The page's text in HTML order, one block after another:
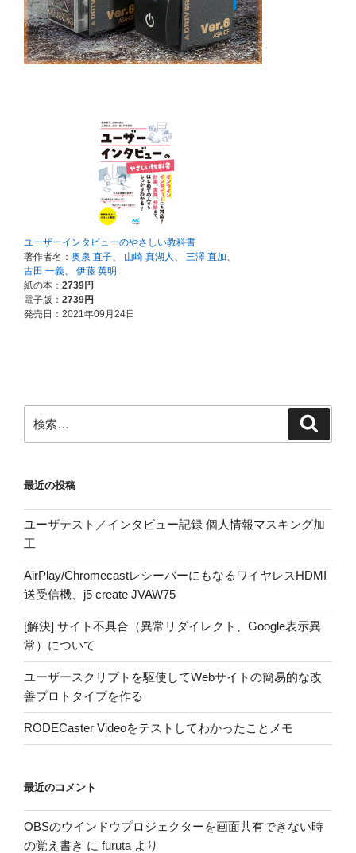
索:
最近の投稿
ユーザテスト／インタビュー記録 個人情報マスキング加
工
AirPlay/ChromecastレシーバーにもなるワイヤレスHDMI
送受信機、j5 create JVAW75
[解決] サイト不具合（異常リダイレクト、Google表示異
常）について
ユーザースクリプトを駆使してWebサイトの簡易的な改
善プロトタイプを作る
RODECaster Videoをテストしてわかったことメモ
最近のコメント
OBSのウインドウプロジェクターを画面共有できない時
の覚え書き に furuta より